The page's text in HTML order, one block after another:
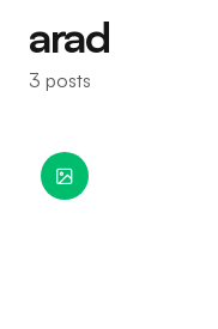
arad
3 posts